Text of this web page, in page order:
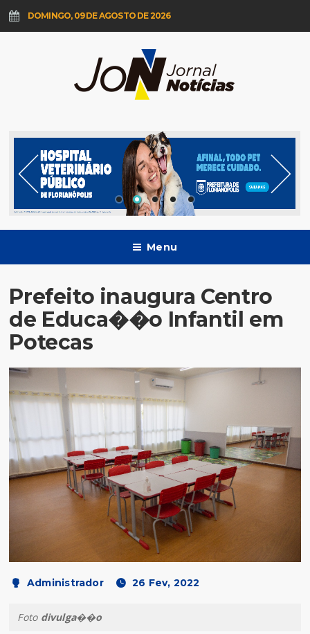
DOMINGO, 09 DE AGOSTO DE 2026
Menu
Prefeito inaugura Centro
de Educa��o Infantil em
Potecas
Administrador 26 Fev, 2022
Foto divulga��o